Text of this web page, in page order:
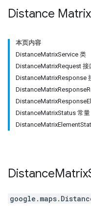
Distance Matrix
本页内容
DistanceMatrixService 类
DistanceMatrixRequest 接
DistanceMatrixResponse
DistanceMatrixStatus 常量
DistanceMatrix
google.maps.